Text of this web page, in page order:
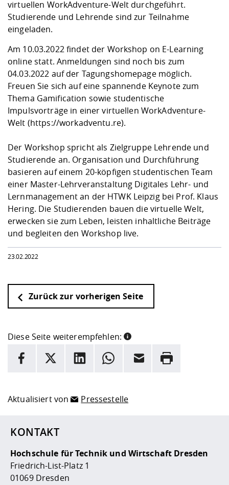
Vorbereitung
Checkliste zum
Studien- und
und Physik
Digitales Lernen
Fremdsprachen
Jobs, Praktika,
Studieren in
Studentenwerk
Angebote der
Career Service
Weiterbilden im
Formulare und
Internationale
FIS -
Prototyping und
Gründung und
Kooperationen
Kontakt &
Klimaschutz &
Förderverein
Gremien und
Informatik/
Landbau/
Maschinenbau
Angebote für Unternehmen
Qualitätssicherung
virtuellen WorkAdventure-Welt durchgeführt.
Studierende und Lehrende sind zur Teilnahme
eingeladen.
Am 10.03.2022 findet der Workshop on E-Learning
online statt. Anmeldungen sind noch bis zum
04.03.2022 auf der Tagungshomepagemöglich.
Freuen Sie sich auf eine spannende Keynote zum
Thema Gamification sowie studentische
Impulsvorträge in einer virtuellen WorkAdventure-
Welt (https://workadventu.re).
Der Workshop spricht als Zielgruppe Lehrende und
Studierende an. Organisation und Durchführung
basieren auf einem 20-köpfigen studentischen Team
einer Master-Lehrveranstaltung Digitales Lehr- und
Lernmanagement an der HTWK Leipzig bei Prof. Klaus
Hering. Die Studierenden bauen die virtuelle Welt,
erwecken sie zum Leben, leisten inhaltliche Beiträge
und begleiten den Workshop live.
23.02.2022
Zurück zur vorherigen Seite
Diese Seite weiterempfehlen:
INFORMATION
Facebook
X LinkedInWhatsappE-Mail Drucken
Aktualisiert von Pressestelle
KONTAKT
Hochschule für Technik und Wirtschaft Dresden
Friedrich-List-Platz 1
01069 Dresden